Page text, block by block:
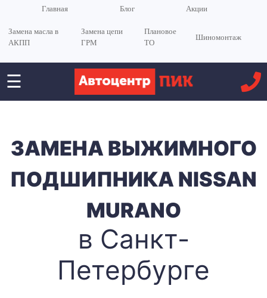
Главная Блог Акции
Замена масла в
АКПП
Замена цепи
ГРМ
Плановое
ТО
Шиномонтаж
☰
ЗАМЕНА ВЫЖИМНОГО
ПОДШИПНИКА NISSAN
MURANO
в Санкт-
Петербурге